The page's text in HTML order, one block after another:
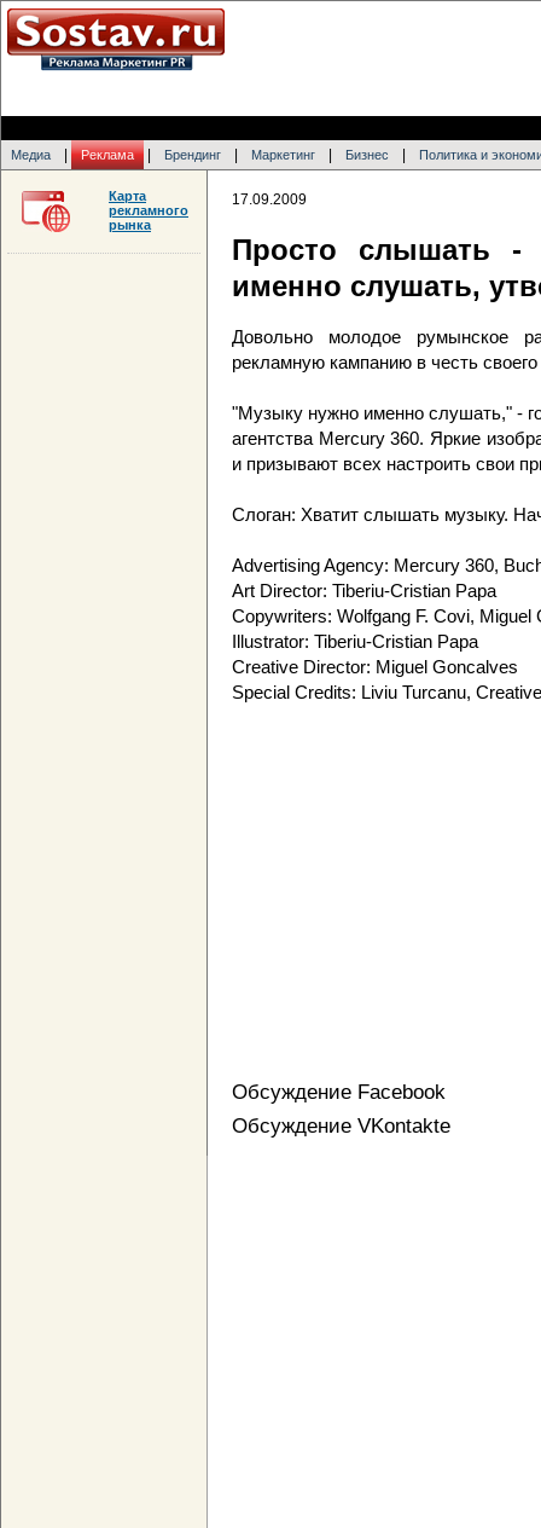
Медиа Реклама Брендинг Маркетинг Бизнес Политика и
17.09.2009
Просто слышать -
именно слушать,
Довольно молодое румынское
рекламную кампанию в честь
"Музыку нужно именно слушать," -
агентства Mercury 360. Яркие
и призывают всех настроить свои
Слоган: Хватит слышать музыку.
Advertising Agency: Mercury 360,
Art Director: Tiberiu-Cristian Papa
Copywriters: Wolfgang F. Covi, Miguel
Illustrator: Tiberiu-Cristian Papa
Creative Director: Miguel Goncalves
Special Credits: Liviu Turcanu,
Обсуждение Facebook
Обсуждение VKontakte
Карта
рекламного
рынка